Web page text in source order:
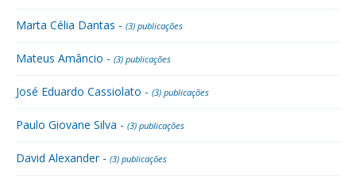
Marta Célia Dantas - (3) publicações
Mateus Amâncio - (3) publicações
José Eduardo Cassiolato - (3) publicações
Paulo Giovane Silva - (3) publicações
David Alexander - (3) publicações